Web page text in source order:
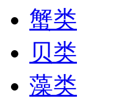
蟹类
贝类
藻类